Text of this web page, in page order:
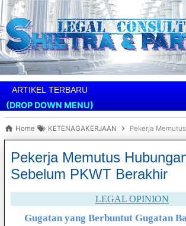
(DROP DOWN MENU)
Home KETENAGAKERJAAN Pekerja Memutus
Pekerja Memutus
Sebelum PKWT Berakhir
LEGAL OPINION
Gugatan yang Berbuntut Gugatan